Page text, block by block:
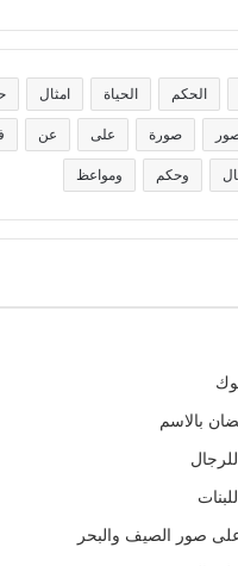
الحكم الحياة امثال
صورة على عن
وحكم ومواعظ
بالاسم
صور الصيف والبحر